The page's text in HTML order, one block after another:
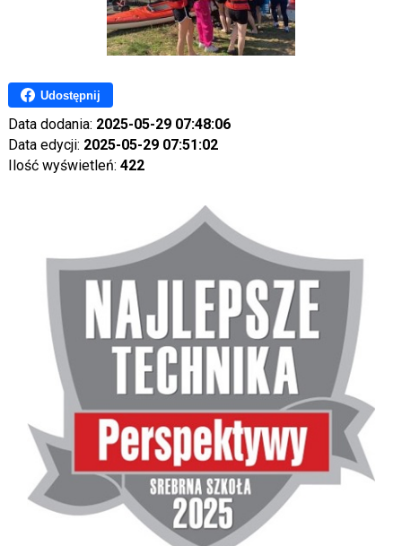
Udostępnij
Data dodania: 2025-05-29 07:48:06
Data edycji: 2025-05-29 07:51:02
Ilość wyświetleń: 422